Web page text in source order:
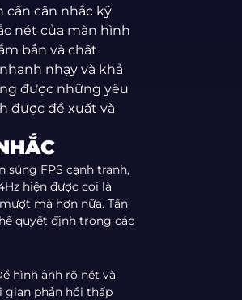
cần cân nhắc kỹ
nét của màn hình
bắn và chất
nhạy và khả
được những yêu
được đề xuất và
súng FPS cạnh tranh,
hiện được coi là
mà hơn nữa. Tần
quyết định trong các
hình ảnh rõ nét và
gian phản hồi thấp